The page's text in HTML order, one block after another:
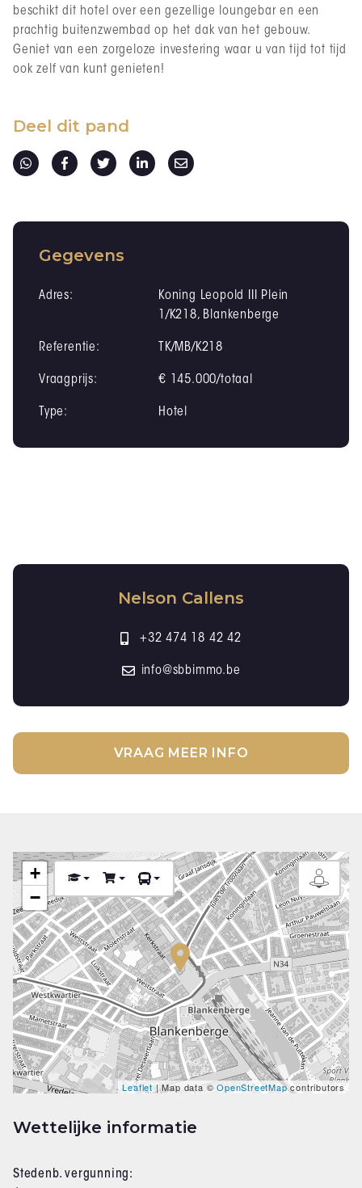
beschikt dit hotel over een gezellige loungebar en een
prachtig buitenzwembad op het dak van het gebouw.
Geniet van een zorgeloze investering waar u van tijd tot tijd
ook zelf van kunt genieten!
Deel dit pand
Gegevens
Adres:
Koning Leopold III Plein
1/K218, Blankenberge
Referentie: TK/MB/K218
Vraagprijs: € 145.000/totaal
Type: Hotel
Nelson Callens
+32 474 18 42 42
info@sbbimmo.be
VRAAG MEER INFO
+
−
Leaflet| Map data ©OpenStreetMapcontributors
Wettelijke informatie
Stedenb. vergunning: